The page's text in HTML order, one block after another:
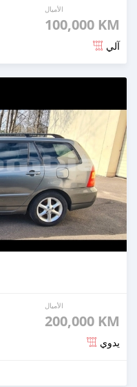
الأميال
100,000 KM
آلي
الأميال
200,000 KM
يدوي